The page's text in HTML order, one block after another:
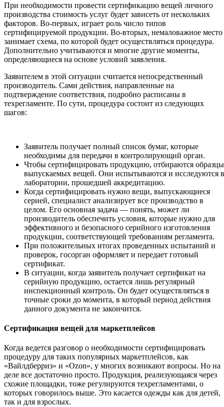
При необходимости провести сертификацию вещей личного
производства стоимость услуг будет зависеть от нескольких
факторов. Во-первых, играет роль число типов
сертифицируемой продукции. Во-вторых, немаловажное место
занимает схема, по которой будет осуществляться процедура.
Дополнительно учитываются и многие другие моменты,
определяющиеся на основе условий заявления.
Заявителем в этой ситуации считается непосредственный
производитель. Сами действия, направленные на
подтверждение соответствия, подробно расписаны в
техрегламенте. По сути, процедура состоит из следующих
шагов:
Заявитель получает полный список бумаг, которые
необходимы для передачи в контролирующий орган.
Чтобы сертифицировать продукцию, отбираются образцы
выпускаемых вещей. Они испытываются и исследуются в
лаборатории, прошедшей аккредитацию.
Когда сертифицировать нужно вещи, выпускающиеся
серией, специалист анализирует все производство в
целом. Его основная задача — понять, может ли
производитель обеспечить условия, которые нужно для
эффективного и безопасного серийного изготовления
продукции, соответствующей требованиям регламента.
При положительных итогах проведенных испытаний и
проверок, госорган оформляет и передает готовый
сертификат.
В ситуации, когда заявитель получает сертификат на
серийную продукцию, остается лишь регулярный
инспекционный контроль. Он будет осуществляться в
точные сроки до момента, в который период действия
данного документа не закончится.
Сертификация вещей для маркетплейсов
Когда ведется разговор о необходимости сертифицировать
процедуру для таких популярных маркетплейсов, как
«Вайлдберриз» и «Ozon», у многих возникают вопросы. Но на
деле все достаточно просто. Продукция, реализующаяся через
схожие площадки, тоже регулируются техрегламентами, о
которых говорилось выше. Это касается одежды как для детей,
так и для взрослых.